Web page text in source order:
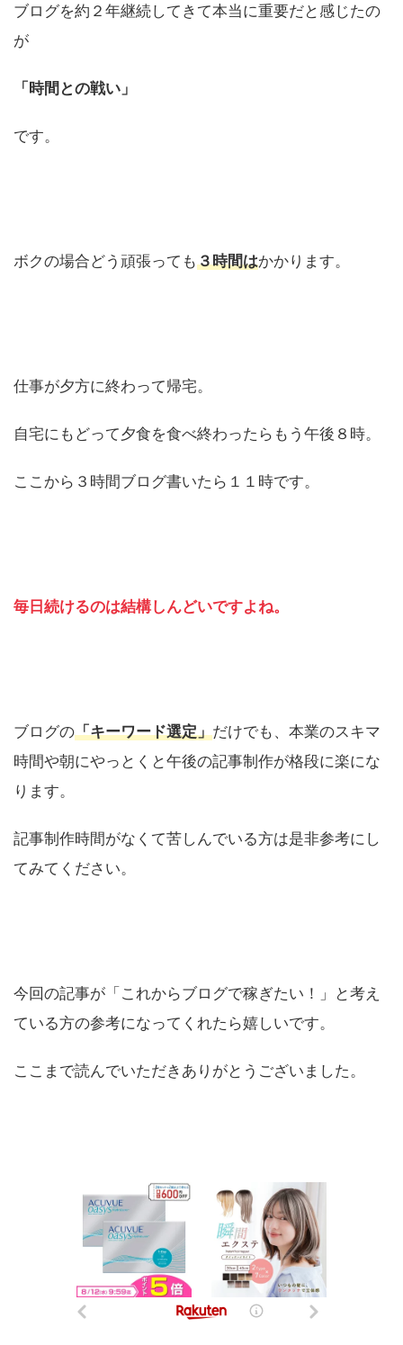
ブログを約２年継続してきて本当に重要だと感じたの
が
「時間との戦い」
です。
ボクの場合どう頑張っても３時間はかかります。
仕事が夕方に終わって帰宅。
自宅にもどって夕食を食べ終わったらもう午後８時。
ここから３時間ブログ書いたら１１時です。
毎日続けるのは結構しんどいですよね。
ブログの「キーワード選定」だけでも、本業のスキマ
時間や朝にやっとくと午後の記事制作が格段に楽にな
ります。
記事制作時間がなくて苦しんでいる方は是非参考にし
てみてください。
今回の記事が「これからブログで稼ぎたい！」と考え
ている方の参考になってくれたら嬉しいです。
ここまで読んでいただきありがとうございました。